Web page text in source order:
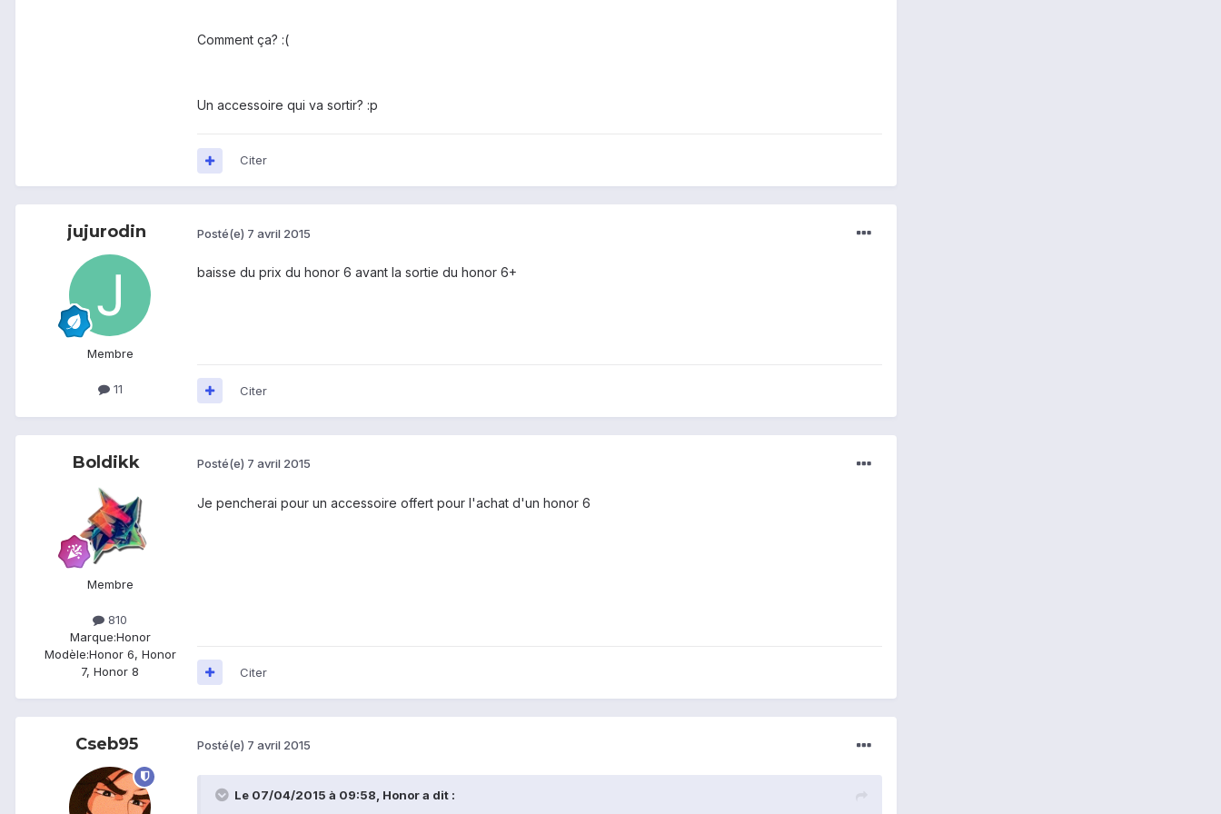
Comment ça? :(
Un accessoire qui va sortir? :p
Citer
jujurodin
Membre
11
Posté(e) 7 avril 2015
baisse du prix du honor 6 avant la sortie du honor 6+
Citer
Boldikk
Membre
810
Marque:Honor
Modèle:Honor 6, Honor
7, Honor 8
Posté(e) 7 avril 2015
Je pencherai pour un accessoire offert pour l'achat d'un honor 6
Citer
Cseb95 Posté(e) 7 avril 2015
Le 07/04/2015 à 09:58, Honor a dit :